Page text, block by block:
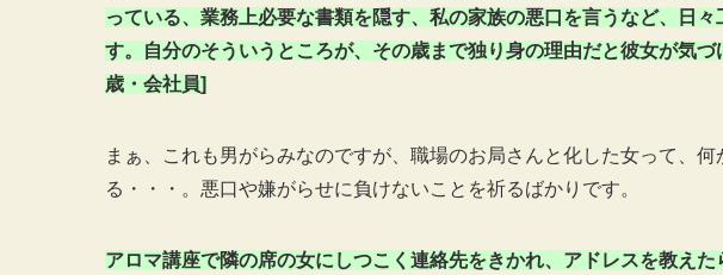
っている、業務上必要な書類を隠す、私の家族の悪口を言うなど、日
す。自分のそういうところが、その歳まで独り身の理由だと彼女が気
歳・会社員]
まぁ、これも男がらみなのですが、職場のお局さんと化した女って、
る・・・。悪口や嫌がらせに負けないことを祈るばかりです。
アロマ講座で隣の席の女にしつこく連絡先をきかれ、アドレスを教え